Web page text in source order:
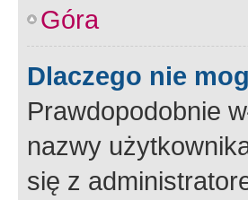
Góra
Dlaczego nie
Prawdopodobnie
nazwy
się z